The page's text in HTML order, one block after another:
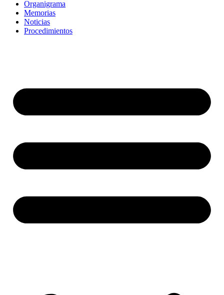
Organigrama
Memorias
Noticias
Procedimientos